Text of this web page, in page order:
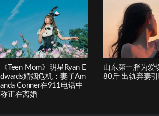
《Teen Mom》明星Ryan E
dwards婚姻危机：妻子Am
anda Conner在911电话中
称正在离婚
山东第一胖为爱
80斤 出轨弃妻